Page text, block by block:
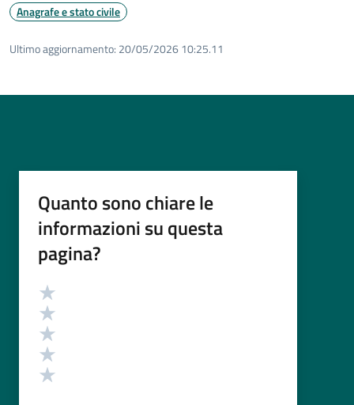
Anagrafe e stato civile
Ultimo aggiornamento: 20/05/2026 10:25.11
Quanto sono chiare le
informazioni su questa
pagina?
Valutazione